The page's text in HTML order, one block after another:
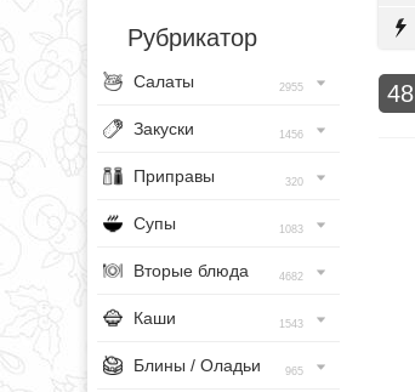
Рубрикатор
Салаты 2955
Закуски 1456
Приправы 320
Супы 1083
Вторые блюда 4682
Каши 1543
Блины / Оладьи 965
48